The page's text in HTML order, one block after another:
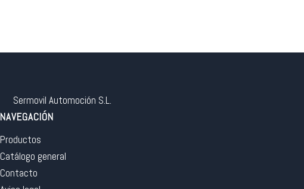
Sermovil Automoción S.L.
NAVEGACIÓN
Productos
Catálogo general
Contacto